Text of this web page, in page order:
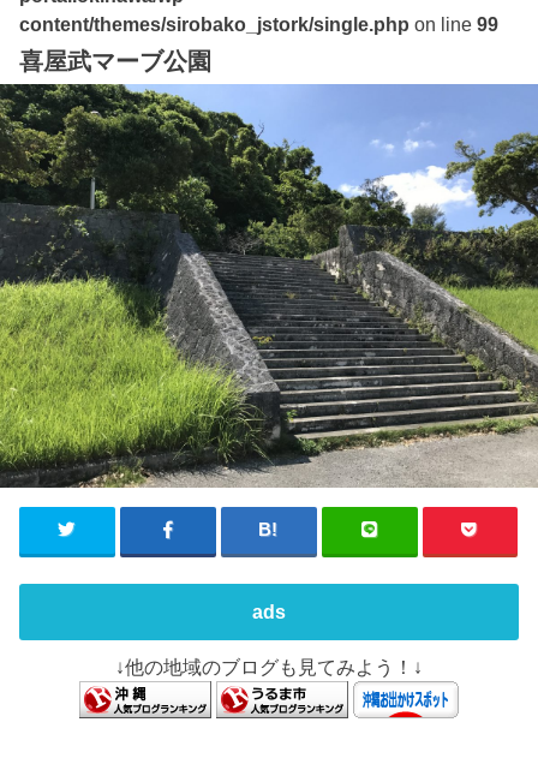
content/themes/sirobako_jstork/single.php on line99
喜屋武マーブ公園
ads
↓他の地域のブログも見てみよう！↓